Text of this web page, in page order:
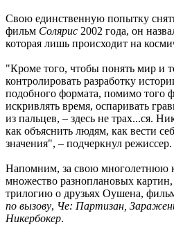
Свою единственную попытку
фильм Солярис 2002 года, он
которая лишь происходит на
"Кроме того, чтобы понять мир и
контролировать разработку
подобного формата, помимо того
искривлять время, оспаривать
из пальцев, – здесь не трах...ся.
как объяснить людям, как вести
значения", – подчеркнул режиссер.
Напомним, за свою многолетнюю
множество разноплановых
трилогию о друзьях Оушена,
по вызову, Че: Партизан,
Никербокер.